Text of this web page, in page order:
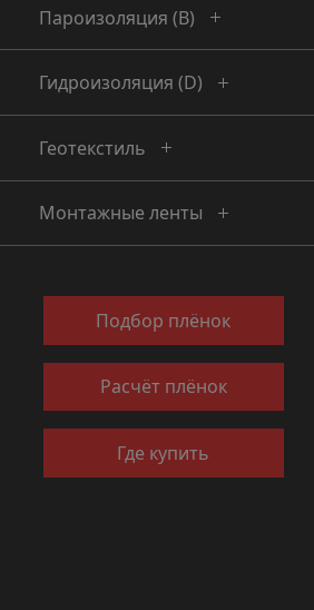
Пароизоляция (В)
Гидроизоляция (D)
Геотекстиль
Монтажные ленты
Подбор плёнок
Расчёт плёнок
Где купить